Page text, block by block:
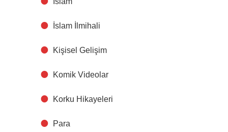
İslam İlmihali
Kişisel Gelişim
Komik Videolar
Korku Hikayeleri
Para